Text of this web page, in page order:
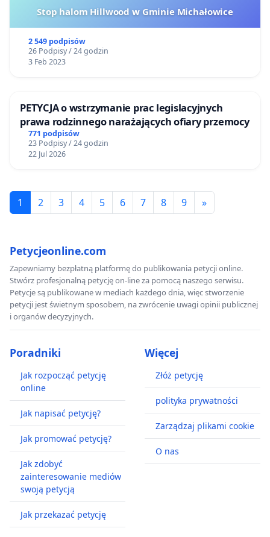
Stop halom Hillwood w Gminie Michałowice
2 549 podpisów
26 Podpisy / 24 godzin
3 Feb 2023
PETYCJA o wstrzymanie prac legislacyjnych
prawa rodzinnego narażających ofiary przemocy
771 podpisów
23 Podpisy / 24 godzin
22 Jul 2026
1 2 3 4 5 6 7 8 9 »
Petycjeonline.com
Zapewniamy bezpłatną platformę do publikowania petycji online.
Stwórz profesjonalną petycję on-line za pomocą naszego serwisu.
Petycje są publikowane w mediach każdego dnia, więc stworzenie
petycji jest świetnym sposobem, na zwrócenie uwagi opinii publicznej
i organów decyzyjnych.
Poradniki
Jak rozpocząć petycję
online
Jak napisać petycję?
Jak promować petycję?
Jak zdobyć
zainteresowanie mediów
swoją petycją
Jak przekazać petycję
Więcej
Złóż petycję
polityka prywatności
Zarządzaj plikami cookie
O nas